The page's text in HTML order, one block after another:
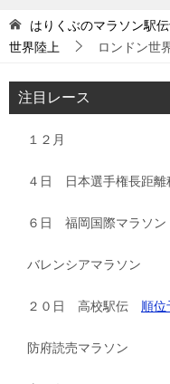
はりくぶのマラソン駅
世界陸上
ロンドン世
注目レース
１２月
４日 日本選手権長距
６日 福岡国際マラソ
バレンシアマラソン
２０日 高校駅伝 順位
防府読売マラソン